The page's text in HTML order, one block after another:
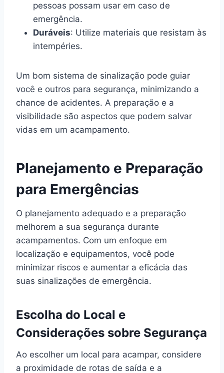
pessoas possam usar em caso de
emergência.
Duráveis: Utilize materiais que resistam às
intempéries.
Um bom sistema de sinalização pode guiar
você e outros para segurança, minimizando a
chance de acidentes. A preparação e a
visibilidade são aspectos que podem salvar
vidas em um acampamento.
Planejamento e Preparação
para Emergências
O planejamento adequado e a preparação
melhorem a sua segurança durante
acampamentos. Com um enfoque em
localização e equipamentos, você pode
minimizar riscos e aumentar a eficácia das
suas sinalizações de emergência.
Escolha do Local e
Considerações sobre Segurança
Ao escolher um local para acampar, considere
a proximidade de rotas de saída e a